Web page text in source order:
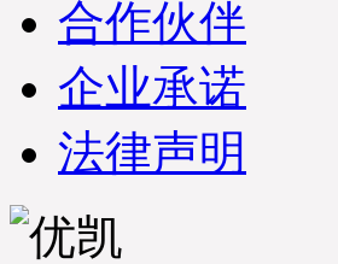
合作伙伴
企业承诺
法律声明